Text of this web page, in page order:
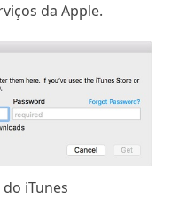
da Apple.
iTunes